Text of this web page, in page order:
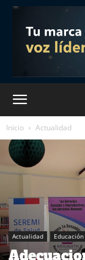
Inicio Actualidad
Actualidad